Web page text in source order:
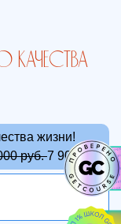
качества
жизни!
руб.7 900 руб.